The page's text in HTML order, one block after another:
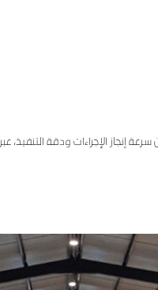
الإجراءات ودقة التنفيذ، عبر